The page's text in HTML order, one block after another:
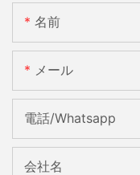
名前
メール
電話/whatsapp
会社名